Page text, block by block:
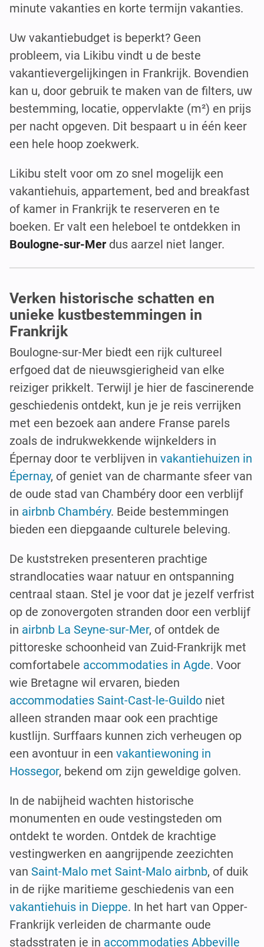
minute vakanties en korte termijn vakanties.
Uw vakantiebudget is beperkt? Geen
probleem, via Likibu vindt u de beste
vakantievergelijkingen in Frankrijk. Bovendien
kan u, door gebruik te maken van de filters, uw
bestemming, locatie, oppervlakte (m²) en prijs
per nacht opgeven. Dit bespaart u in één keer
een hele hoop zoekwerk.
Likibu stelt voor om zo snel mogelijk een
vakantiehuis, appartement, bed and breakfast
of kamer in Frankrijk te reserveren en te
boeken. Er valt een heleboel te ontdekken in
Boulogne-sur-Mer dus aarzel niet langer.
Verken historische schatten en
unieke kustbestemmingen in
Frankrijk
Boulogne-sur-Mer biedt een rijk cultureel
erfgoed dat de nieuwsgierigheid van elke
reiziger prikkelt. Terwijl je hier de fascinerende
geschiedenis ontdekt, kun je je reis verrijken
met een bezoek aan andere Franse parels
zoals de indrukwekkende wijnkelders in
Épernay door te verblijven in vakantiehuizen in
Épernay, of geniet van de charmante sfeer van
de oude stad van Chambéry door een verblijf
in airbnb Chambéry. Beide bestemmingen
bieden een diepgaande culturele beleving.
De kuststreken presenteren prachtige
strandlocaties waar natuur en ontspanning
centraal staan. Stel je voor dat je jezelf verfrist
op de zonovergoten stranden door een verblijf
in airbnb La Seyne-sur-Mer, of ontdek de
pittoreske schoonheid van Zuid-Frankrijk met
comfortabele accommodaties in Agde. Voor
wie Bretagne wil ervaren, bieden
accommodaties Saint-Cast-le-Guildo niet
alleen stranden maar ook een prachtige
kustlijn. Surffaars kunnen zich verheugen op
een avontuur in een vakantiewoning in
Hossegor, bekend om zijn geweldige golven.
In de nabijheid wachten historische
monumenten en oude vestingsteden om
ontdekt te worden. Ontdek de krachtige
vestingwerken en aangrijpende zeezichten
van Saint-Malo met Saint-Malo airbnb, of duik
in de rijke maritieme geschiedenis van een
vakantiehuis in Dieppe. In het hart van Opper-
Frankrijk verleiden de charmante oude
stadsstraten je in accommodaties Abbeville